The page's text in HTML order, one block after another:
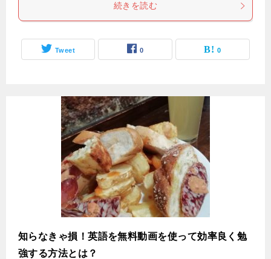
続きを読む
Tweet 0 0
知らなきゃ損！英語を無料動画を使って効率良く勉
強する方法とは？